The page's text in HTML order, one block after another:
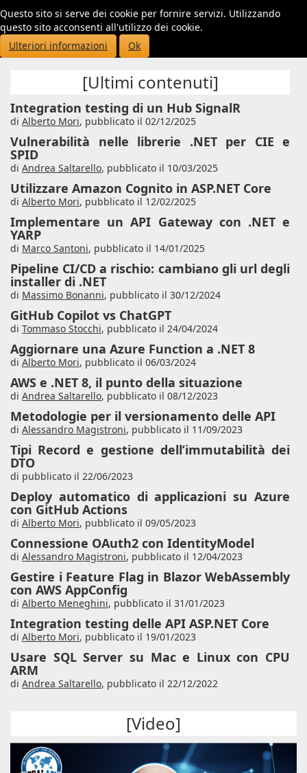
Questo sito si serve dei cookie per fornire servizi. Utilizzando
questo sito acconsenti all'utilizzo dei cookie.
Ulteriori informazioni
Ok
[Ultimi contenuti]
Integration testing di un Hub SignalR
di Alberto Mori, pubblicato il 02/12/2025
Vulnerabilità nelle librerie .NET per CIE e
SPID
di Andrea Saltarello, pubblicato il 10/03/2025
Utilizzare Amazon Cognito in ASP.NET Core
di Alberto Mori, pubblicato il 12/02/2025
Implementare un API Gateway con .NET e
YARP
di Marco Santoni, pubblicato il 14/01/2025
Pipeline CI/CD a rischio: cambiano gli url degli
installer di .NET
di Massimo Bonanni, pubblicato il 30/12/2024
GitHub Copilot vs ChatGPT
di Tommaso Stocchi, pubblicato il 24/04/2024
Aggiornare una Azure Function a .NET 8
di Alberto Mori, pubblicato il 06/03/2024
AWS e .NET 8, il punto della situazione
di Andrea Saltarello, pubblicato il 08/12/2023
Metodologie per il versionamento delle API
di Alessandro Magistroni, pubblicato il 11/09/2023
Tipi Record e gestione dell’immutabilità dei
DTO
di pubblicato il 22/06/2023
Deploy automatico di applicazioni su Azure
con GitHub Actions
di Alberto Mori, pubblicato il 09/05/2023
Connessione OAuth2 con IdentityModel
di Alessandro Magistroni, pubblicato il 12/04/2023
Gestire i Feature Flag in Blazor WebAssembly
con AWS AppConfig
di Alberto Meneghini, pubblicato il 31/01/2023
Integration testing delle API ASP.NET Core
di Alberto Mori, pubblicato il 19/01/2023
Usare SQL Server su Mac e Linux con CPU
ARM
di Andrea Saltarello, pubblicato il 22/12/2022
[Video]